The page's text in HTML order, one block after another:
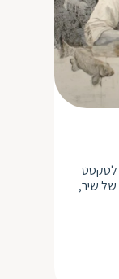
לטקסט
של שיר,